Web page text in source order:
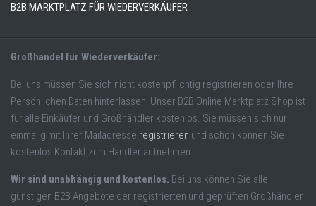
B2B MARKTPLATZ FÜR WIEDERVERKÄUFER
Großhandel für Wiederverkäufer:
Bei uns müssen Sie sich nicht kostenpflichtig registrieren oder Ihre
Persönlichen Daten hinterlassen! Unser B2B Online Marktplatz Shop ist
für alle Einkäufer und Großhändler kostenlos. Sie müssen sich nur
einmalig mit Ihrer Mailadresse registrieren und schon können Sie
kostenlos Kontakt zum Händler aufnehmen.
Wir sind unabhängig und kostenlos. Bei uns können Sie alle
günstigen B2B Angebote der registrierten und geprüften Großhändler